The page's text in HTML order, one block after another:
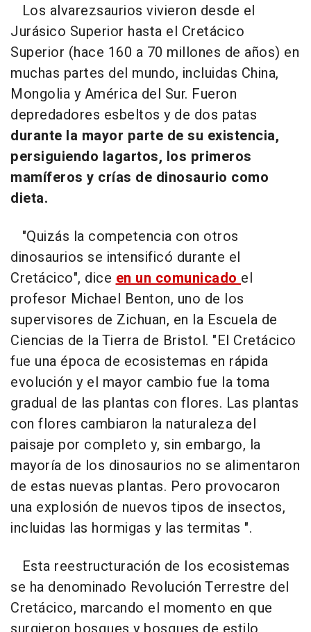
Los alvarezsaurios vivieron desde el
Jurásico Superior hasta el Cretácico
Superior (hace 160 a 70 millones de años) en
muchas partes del mundo, incluidas China,
Mongolia y América del Sur. Fueron
depredadores esbeltos y de dos patas
durante la mayor parte de su existencia,
persiguiendo lagartos, los primeros
mamíferos y crías de dinosaurio como
dieta.
"Quizás la competencia con otros
dinosaurios se intensificó durante el
Cretácico", diceen un comunicadoel
profesor Michael Benton, uno de los
supervisores de Zichuan, en la Escuela de
Ciencias de la Tierra de Bristol. "El Cretácico
fue una época de ecosistemas en rápida
evolución y el mayor cambio fue la toma
gradual de las plantas con flores. Las plantas
con flores cambiaron la naturaleza del
paisaje por completo y, sin embargo, la
mayoría de los dinosaurios no se alimentaron
de estas nuevas plantas. Pero provocaron
una explosión de nuevos tipos de insectos,
incluidas las hormigas y las termitas ".
Esta reestructuración de los ecosistemas
se ha denominado Revolución Terrestre del
Cretácico, marcando el momento en que